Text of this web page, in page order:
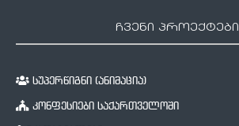
ჩვენი პროექტები
სუპერწიგნი (ანიმაცია)
კონფესიები საქართველოში